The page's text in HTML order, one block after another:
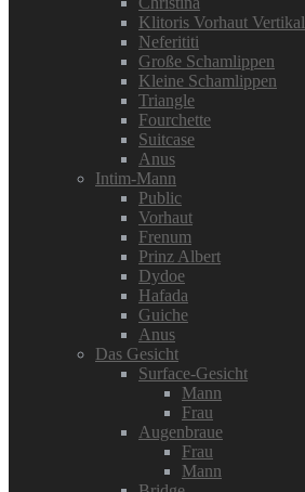
Klitoris Vorhaut Vertikal
Neferititi
Große Schamlippen
Kleine Schamlippen
Triangle
Fourchette
Suitcase
Anus
Intim-Mann
Public
Vorhaut
Frenum
Prinz Albert
Dydoe
Hafada
Guiche
Anus
Das Gesicht
Surface-Gesicht
Mann
Frau
Augenbraue
Frau
Mann